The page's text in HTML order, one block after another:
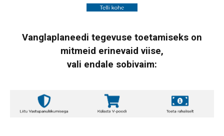
Vanglaplaneedi tegevuse toetamiseks on
mitmeid erinevaid viise,
vali endale sobivaim: